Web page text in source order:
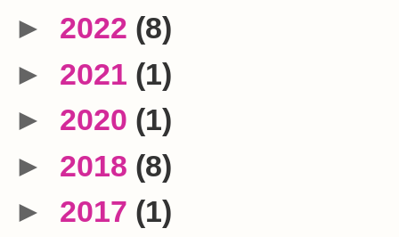
► 2022 (8)
► 2021 (1)
► 2020 (1)
► 2018 (8)
► 2017 (1)